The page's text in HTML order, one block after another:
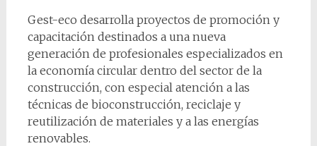
Gest-eco desarrolla proyectos de promoción y
capacitación destinados a una nueva
generación de profesionales especializados en
la economía circular dentro del sector de la
construcción, con especial atención a las
técnicas de bioconstrucción, reciclaje y
reutilización de materiales y a las energías
renovables.